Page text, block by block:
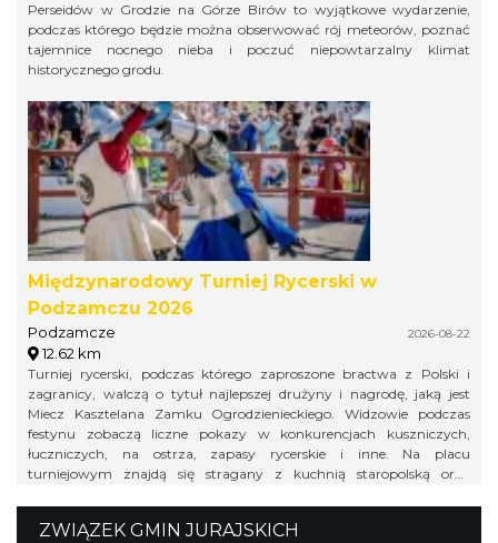
Perseidów w Grodzie na Górze Birów to wyjątkowe wydarzenie,
podczas którego będzie można obserwować rój meteorów, poznać
tajemnice nocnego nieba i poczuć niepowtarzalny klimat
historycznego grodu.
Międzynarodowy Turniej Rycerski w
Podzamczu 2026
Podzamcze 2026-08-22
12.62 km
Turniej rycerski, podczas którego zaproszone bractwa z Polski i
zagranicy, walczą o tytuł najlepszej drużyny i nagrodę, jaką jest
Miecz Kasztelana Zamku Ogrodzienieckiego. Widzowie podczas
festynu zobaczą liczne pokazy w konkurencjach kuszniczych,
łuczniczych, na ostrza, zapasy rycerskie i inne. Na placu
turniejowym znajdą się stragany z kuchnią staropolską oraz
ZWIĄZEK GMIN JURAJSKICH